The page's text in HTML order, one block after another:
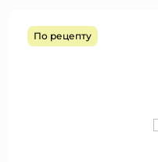
По рецепту